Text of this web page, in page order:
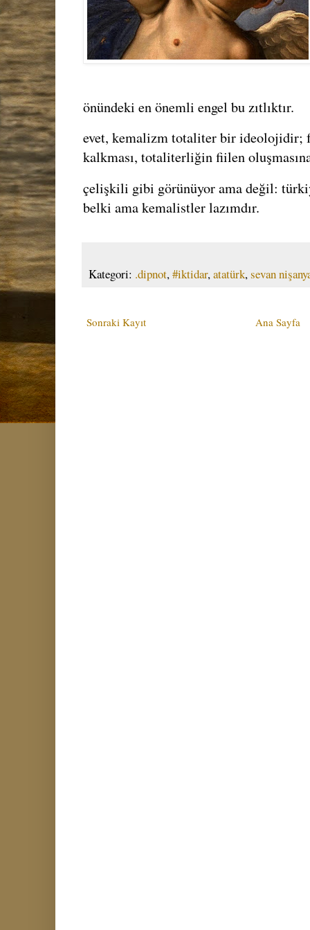
önündeki en önemli engel bu zıtlıktır.
evet, kemalizm totaliter bir ideolojidir;
kalkması, totaliterliğin fiilen
çelişkili gibi görünüyor ama değil:
belki ama kemalistler lazımdır.
Kategori: .dipnot,#iktidar,atatürk,sevan
Sonraki Kayıt Ana Sayfa